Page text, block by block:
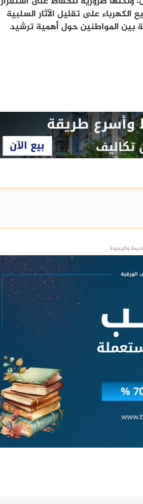
على تقليل الآثار السلبية
بين المواطنين حول أهمية ترشيد
والجديدة